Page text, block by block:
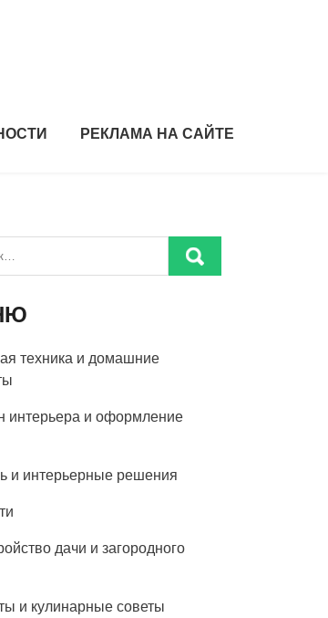
РЕКЛАМА НА САЙТЕ
техника и домашние
интерьера и оформление
и интерьерные решения
дачи и загородного
и кулинарные советы